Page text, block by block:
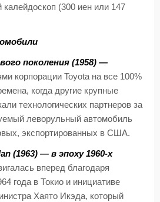
калейдоскоп (300 иен или 147
поколения (1958) —
корпорации Toyota на все 100%
когда другие крупные
технологических партнеров за
леворульный автомобиль
экспортированных в США.
(1963) — в эпоху 1960-х
вперед благодаря
года в Токио и инициативе
Хаято Икэда, который